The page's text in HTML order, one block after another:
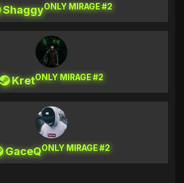
ShaggyONLY MIRAGE #2
KretONLY MIRAGE #2
GaceQONLY MIRAGE #2